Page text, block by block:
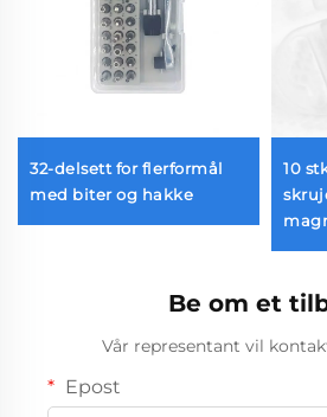
32-delsett for flerformål
med biter og hakke
10
Be om et
Vår representant vil
Epost